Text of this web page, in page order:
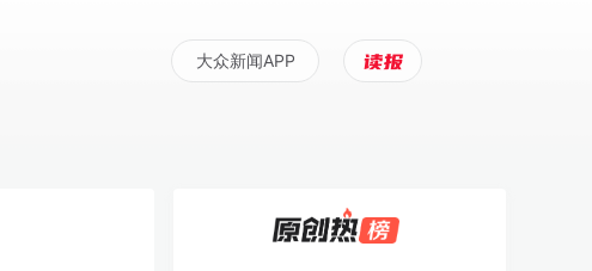
大众新闻APP